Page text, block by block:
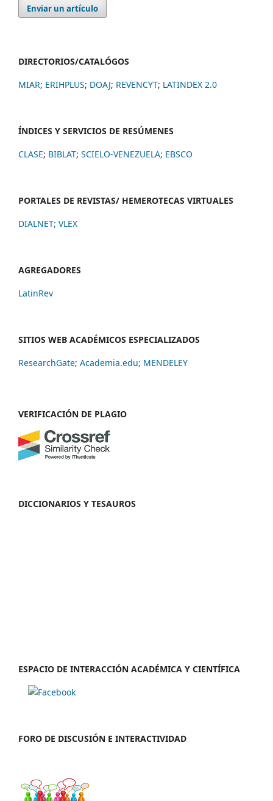
Enviar un artículo
DIRECTORIOS/CATALÓGOS
MIAR; ERIHPLUS; DOAJ; REVENCYT; LATINDEX 2.0
ÍNDICES Y SERVICIOS DE RESÚMENES
CLASE; BIBLAT; SCIELO-VENEZUELA; EBSCO
PORTALES DE REVISTAS/ HEMEROTECAS VIRTUALES
DIALNET; VLEX
AGREGADORES
LatinRev
SITIOS WEB ACADÉMICOS ESPECIALIZADOS
ResearchGate; Academia.edu; MENDELEY
VERIFICACIÓN DE PLAGIO
DICCIONARIOS Y TESAUROS
ESPACIO DE INTERACCIÓN ACADÉMICA Y CIENTÍFICA
FORO DE DISCUSIÓN E INTERACTIVIDAD